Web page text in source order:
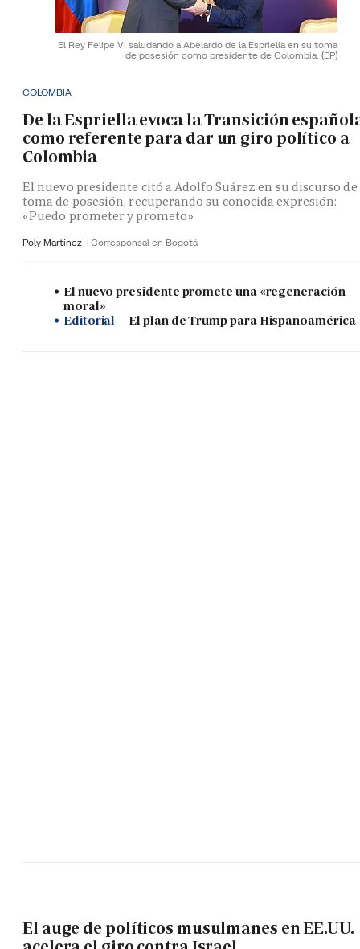
El Rey Felipe VI saludando a Abelardo de la Espriella en su toma
de posesión como presidente de Colombia. (EP)
COLOMBIA
De la Espriella evoca la Transición
como referente para dar un giro político a
Colombia
El nuevo presidente citó a Adolfo Suárez en su discurso de
toma de posesión, recuperando su conocida expresión:
«Puedo prometer y prometo»
Poly Martínez Corresponsal en Bogotá
El nuevo presidente promete una «regeneración
moral»
Editorial
El plan de Trump para Hispanoamérica
El auge de políticos musulmanes en EE.UU.